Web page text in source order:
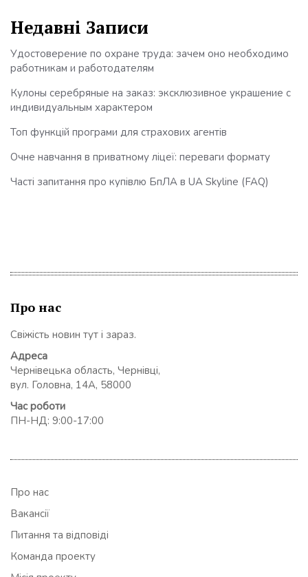
Недавні Записи
Удостоверение по охране труда: зачем оно необходимо
работникам и работодателям
Кулоны серебряные на заказ: эксклюзивное украшение с
индивидуальным характером
Топ функцій програми для страхових агентів
Очне навчання в приватному ліцеї: переваги формату
Часті запитання про купівлю БпЛА в UA Skyline (FAQ)
Про нас
Свіжість новин тут і зараз.
Адреса
Чернівецька область, Чернівці,
вул. Головна, 14А, 58000
Час роботи
ПН-НД: 9:00-17:00
Про нас
Вакансії
Питання та відповіді
Команда проекту